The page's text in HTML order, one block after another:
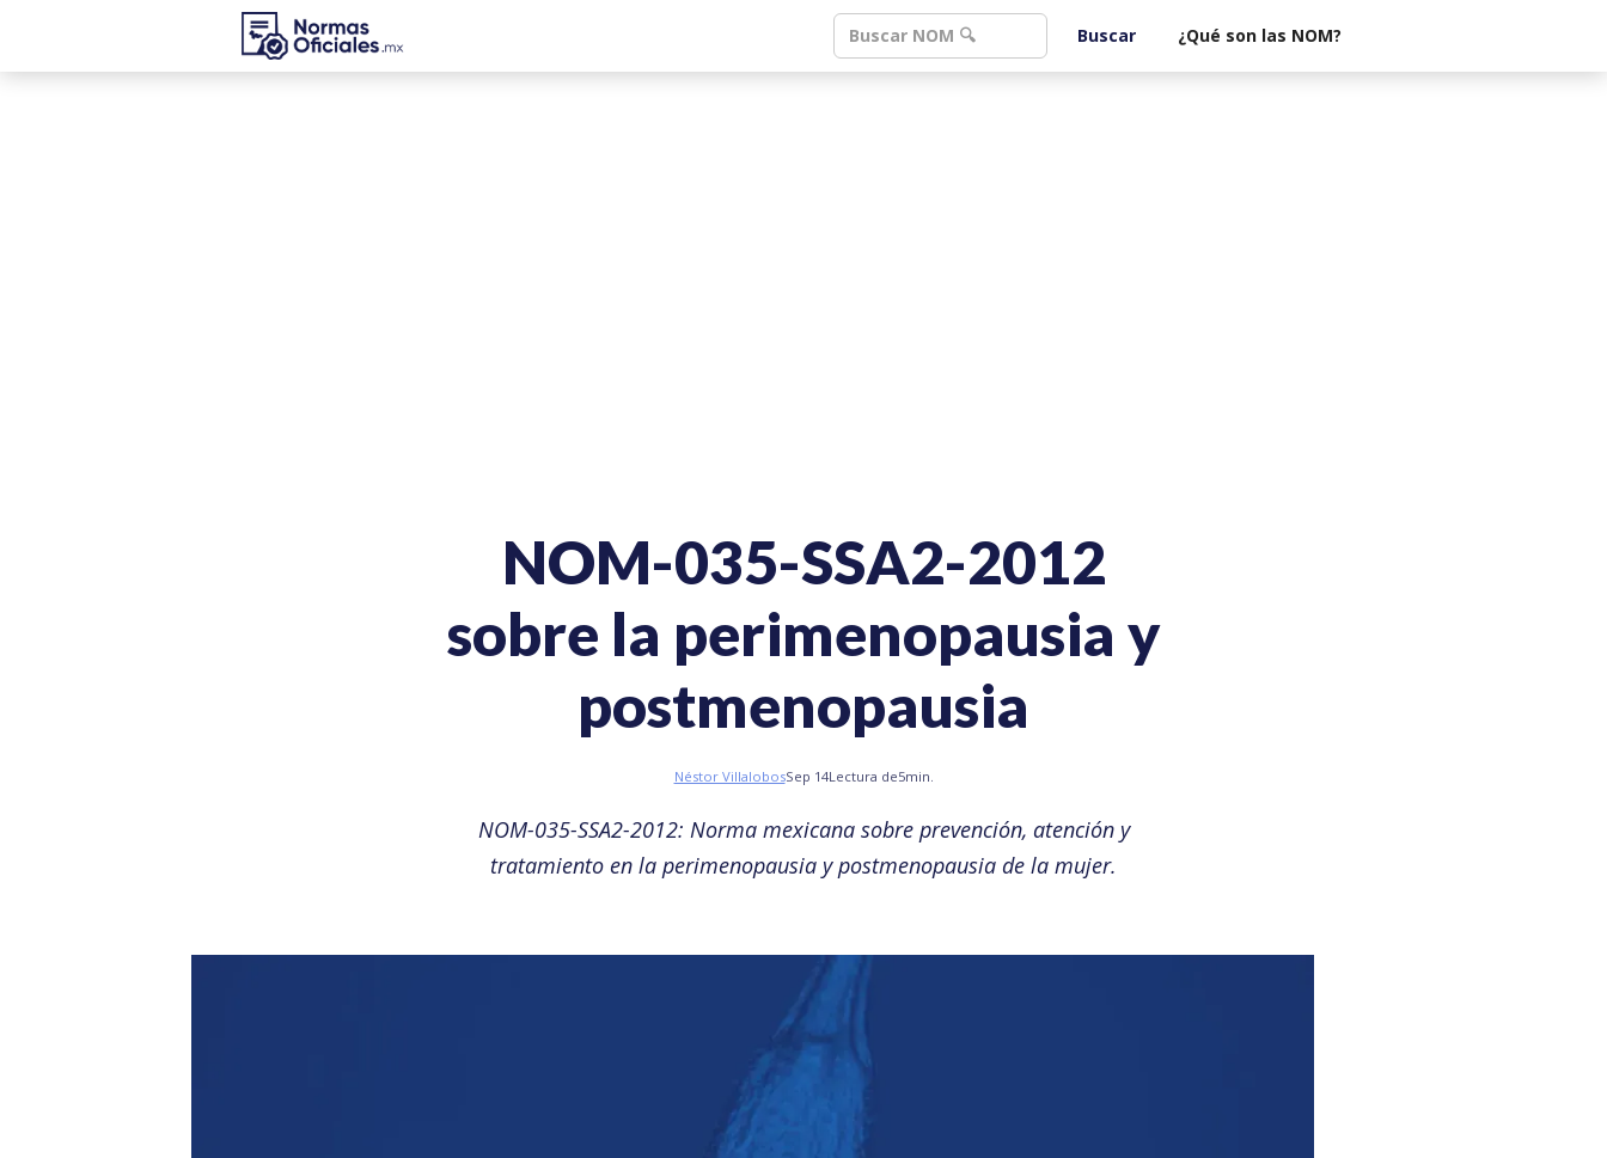
¿Qué son las NOM?
NOM-035-SSA2-2012
sobre la perimenopausia y
postmenopausia
Néstor VillalobosSep 14Lectura de5min.
NOM-035-SSA2-2012: Norma mexicana sobre prevención, atención y
tratamiento en la perimenopausia y postmenopausia de la mujer.